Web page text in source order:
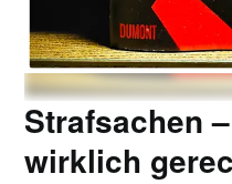
Strafsachen
wirklich